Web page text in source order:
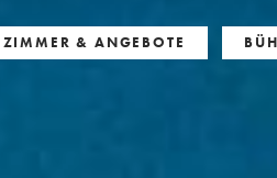
ZIMMER & ANGEBOTE